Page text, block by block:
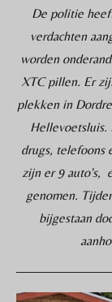
De politie
verdachten
worden
XTC pillen. Er
plekken in
Hellevoetsluis.
drugs, telefoons
zijn er 9 auto's,
genomen.
bijgestaan